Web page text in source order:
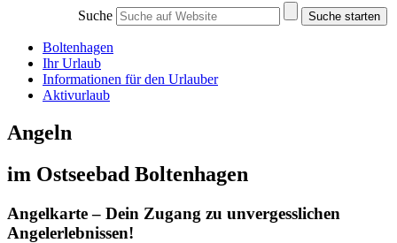
Suche Suche starten
Boltenhagen
Ihr Urlaub
Informationen für den Urlauber
Aktivurlaub
Angeln
im Ostseebad Boltenhagen
Angelkarte – Dein Zugang zu unvergesslichen
Angelerlebnissen!